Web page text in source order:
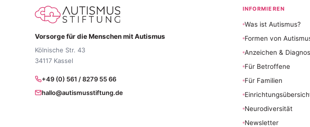
Vorsorge für die Menschen mit Autismus
Kölnische Str. 43
34117 Kassel
+49 (0) 561 / 8279 55 66
hallo@autismusstiftung.de
INFORMIEREN
Was ist Autismus?
Formen von
Anzeichen &
Für Betroffene
Für Familien
Neurodiversität
Newsletter